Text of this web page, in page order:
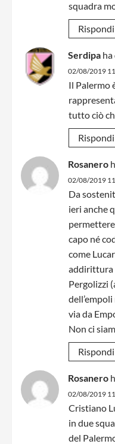
squadra
Rispondi
Serdipa
02/08/2019
Il Palermo
tutto ciò
Rispondi
Rosanero
02/08/2019
Da
ieri anche
capo né
come
addirittura
Pergolizzi
via da
Non ci
Rispondi
Rosanero
02/08/2019
Cristiano
in due
del